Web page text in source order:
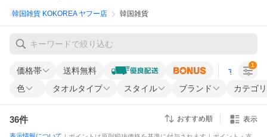
韓国雑貨 KOKOREA ヤフー店 韓国雑貨
価格帯 送料無料 すべての条
色 タオルタイプ スタイル ブランド カテゴリ
1
36件 おすすめ順 表示